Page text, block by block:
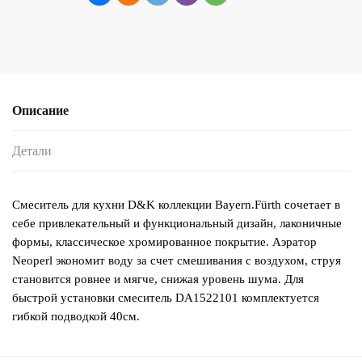
Описание
Детали
Смеситель для кухни D&K коллекции Bayern.Fürth сочетает в
себе привлекательный и функциональный дизайн, лаконичные
формы, классическое хромированное покрытие. Аэратор
Neoperl экономит воду за счет смешивания с воздухом, струя
становится ровнее и мягче, снижая уровень шума. Для
быстрой установки смеситель DA1522101 комплектуется
гибкой подводкой 40см.